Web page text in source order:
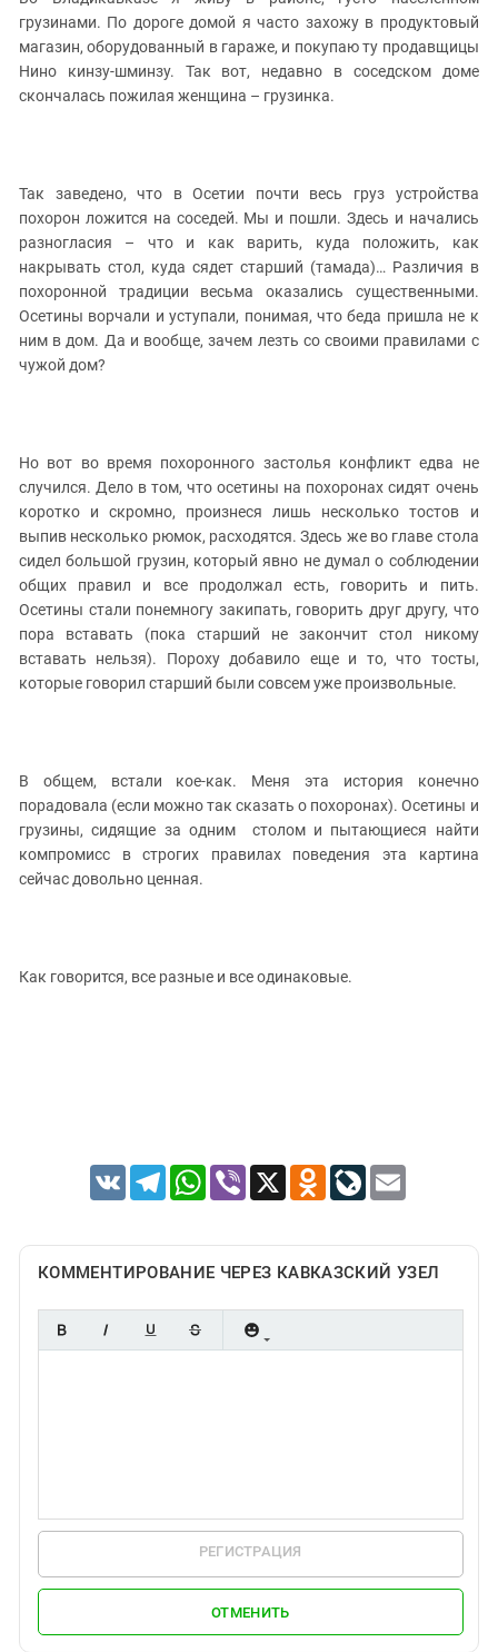
ЗАСТАВЛЯЕТ
КАВКАЗ ЗА ПАЛЕСТИНУ
Дагестан
Ингушетия
Краснодарский край
Нагорный Карабах
Российская Федерация
Ростовская область
Северная Осетия - Алания
СКФО
Южная Осетия
Южный Кавказ
ЮФО
грузинами. По дороге домой я часто захожу в продуктовый
магазин, оборудованный в гараже, и покупаю ту продавщицы
Нино кинзу-шминзу. Так вот, недавно в соседском доме
скончалась пожилая женщина – грузинка.
Так заведено, что в Осетии почти весь груз устройства
похорон ложится на соседей. Мы и пошли. Здесь и начались
разногласия – что и как варить, куда положить, как
накрывать стол, куда сядет старший (тамада)… Различия в
похоронной традиции весьма оказались существенными.
Осетины ворчали и уступали, понимая, что беда пришла не к
ним в дом. Да и вообще, зачем лезть со своими правилами с
чужой дом?
Но вот во время похоронного застолья конфликт едва не
случился. Дело в том, что осетины на похоронах сидят очень
коротко и скромно, произнеся лишь несколько тостов и
выпив несколько рюмок, расходятся. Здесь же во главе стола
сидел большой грузин, который явно не думал о соблюдении
общих правил и все продолжал есть, говорить и пить.
Осетины стали понемногу закипать, говорить друг другу, что
пора вставать (пока старший не закончит стол никому
вставать нельзя). Пороху добавило еще и то, что тосты,
которые говорил старший были совсем уже произвольные.
В общем, встали кое-как. Меня эта история конечно
порадовала (если можно так сказать о похоронах). Осетины и
грузины, сидящие за одним столом и пытающиеся найти
компромисс в строгих правилах поведения эта картина
сейчас довольно ценная.
Как говорится, все разные и все одинаковые.
VK TelegramWhatsApp
Viber X Odnoklassniki
LiveJournal
Email
КОММЕНТИРОВАНИЕ ЧЕРЕЗ КАВКАЗСКИЙ УЗЕЛ
РЕГИСТРАЦИЯ
ОТМЕНИТЬ